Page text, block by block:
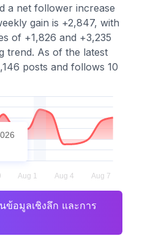
a net follower increase
gain is +2,847, with
of +1,826 and +3,235
trend. As of the latest
posts and follows 10
ข้อมูลเชิงลึก และการ